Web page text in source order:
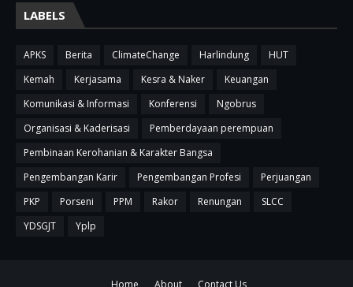
LABELS
APKS Berita ClimateChange Harlindung
HUT
Kemah
Kerjasama Kesra & Naker
Keuangan
Komunikasi & Informasi
Konferensi
Ngobrus
Organisasi & Kaderisasi
Pemberdayaan perempuan
Pembinaan Kerohanian & Karakter Bangsa
Pengembangan Karir
Pengembangan Profesi
Perjuangan
PKP
Porseni PPM Rakor Renungan
SLCC
YDSGJT
Yplp
Home About Contact Us